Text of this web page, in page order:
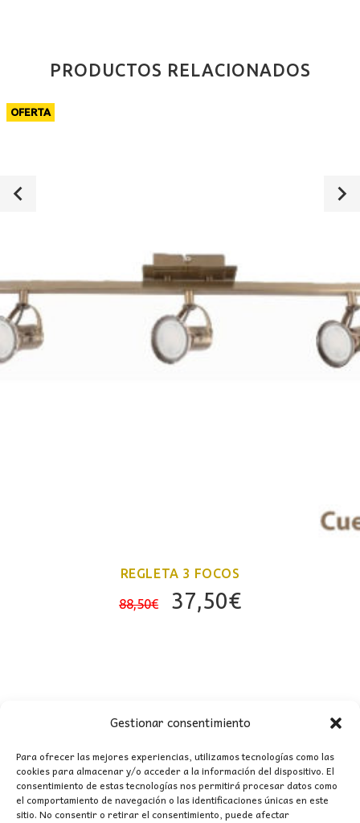
Gestionar consentimiento
Para ofrecer las mejores experiencias, utilizamos tecnologías como las
cookies para almacenar y/o acceder a la información del dispositivo. El
consentimiento de estas tecnologías nos permitirá procesar datos como
el comportamiento de navegación o las identificaciones únicas en este
sitio. No consentir o retirar el consentimiento, puede afectar
PRODUCTOS RELACIONADOS
OFERTA
REGLETA 3 FOCOS
88,50€
El
37,50€El
CONTACTO